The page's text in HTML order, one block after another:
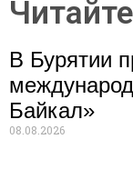
В Бурятии
Байкал»
08.08.2026